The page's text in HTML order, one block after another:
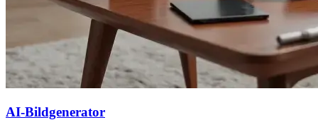
AI-Bildgenerator